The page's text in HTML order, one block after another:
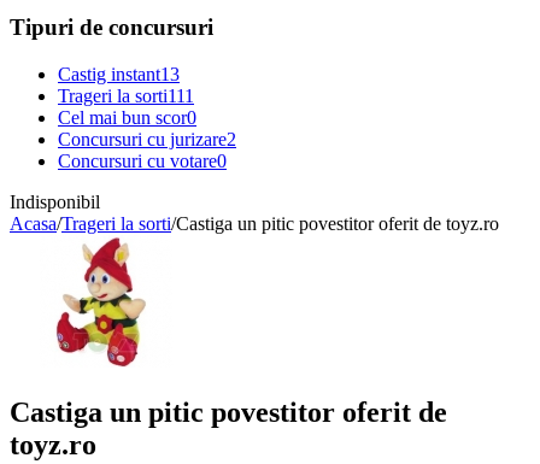
Tipuri de concursuri
Castig instant13
Trageri la sorti111
Cel mai bun scor0
Concursuri cu jurizare2
Concursuri cu votare0
Indisponibil
Acasa/Trageri la sorti/Castiga un pitic povestitor oferit de toyz.ro
Castiga un pitic povestitor oferit de
toyz.ro